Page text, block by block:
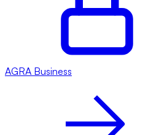
AGRA Business